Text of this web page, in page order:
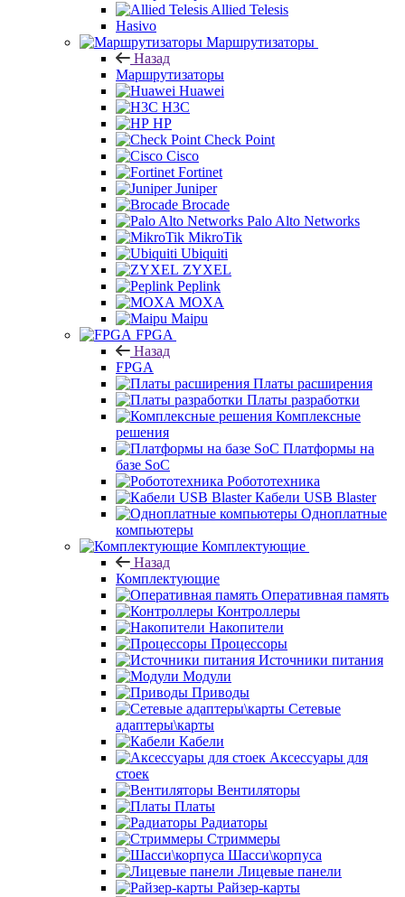
Allied Telesis
Hasivo
Маршрутизаторы
Назад
Маршрутизаторы
Huawei
H3C
HP
Check Point
Cisco
Fortinet
Juniper
Brocade
Palo Alto Networks
MikroTik
Ubiquiti
ZYXEL
Peplink
MOXA
Maipu
FPGA
Назад
FPGA
Платы расширения
Платы разработки
Комплексные
решения
Платформы на
базе SoC
Робототехника
Кабели USB Blaster
Одноплатные
компьютеры
Комплектующие
Назад
Комплектующие
Оперативная память
Контроллеры
Накопители
Процессоры
Источники питания
Модули
Приводы
Сетевые
адаптеры\карты
Кабели
Аксессуары для
стоек
Вентиляторы
Платы
Радиаторы
Стриммеры
Шасси\корпуса
Лицевые панели
Райзер-карты